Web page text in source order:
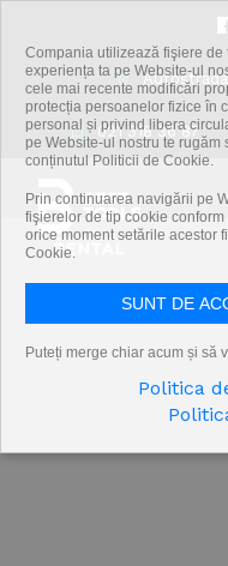
021 318 36 87
Compania utilizează fişiere
experiența ta pe Website-ul
cele mai recente modificări
protecția persoanelor fizice în
personal și privind libera
pe Website-ul nostru te
conținutul Politicii de Cookie.
Prin continuarea navigării pe
fişierelor de tip cookie
orice moment setările acestor
Cookie.
SUNT DE
Puteți merge chiar acum și să
Politica